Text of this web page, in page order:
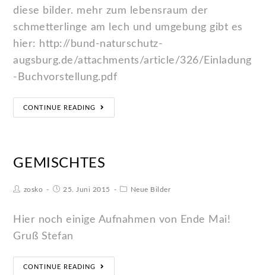
diese bilder. mehr zum lebensraum der
schmetterlinge am lech und umgebung gibt es
hier: http://bund-naturschutz-
augsburg.de/attachments/article/326/Einladung
-Buchvorstellung.pdf
CONTINUE READING
GEMISCHTES
zosko 25. Juni 2015 Neue Bilder
Hier noch einige Aufnahmen von Ende Mai!
Gruß Stefan
CONTINUE READING